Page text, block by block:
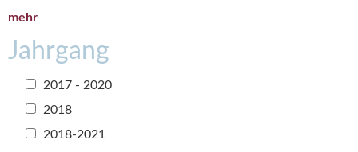
mehr
Jahrgang
2017 - 2020
2018
2018-2021